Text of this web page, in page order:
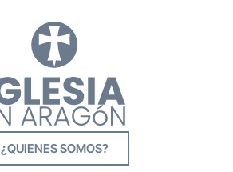
¿QUIENES SOMOS?